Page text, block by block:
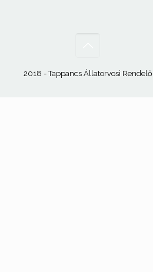
2018 - Tappancs Állatorvosi Rendelő